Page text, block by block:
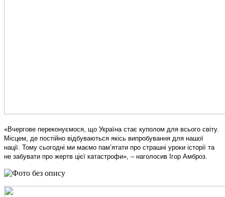
«Вчергове переконуємося, що Україна стає куполом для всього світу.
Місцем, де постійно відбуваються якісь випробування для нашої
нації. Тому сьогодні ми маємо пам’ятати про страшні уроки історії та
не забувати про жертв цієї катастрофи», – наголосив Ігор Амброз.